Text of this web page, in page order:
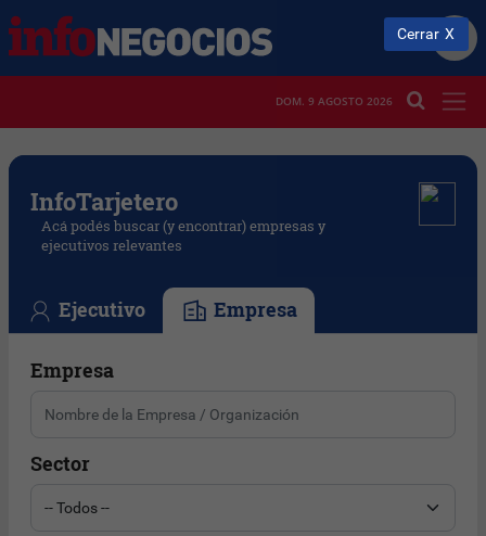
DOM. 9 AGOSTO 2026
InfoTarjetero
Acá podés buscar (y encontrar) empresas y
ejecutivos relevantes
Ejecutivo Empresa
Empresa
Sector
Cerrar